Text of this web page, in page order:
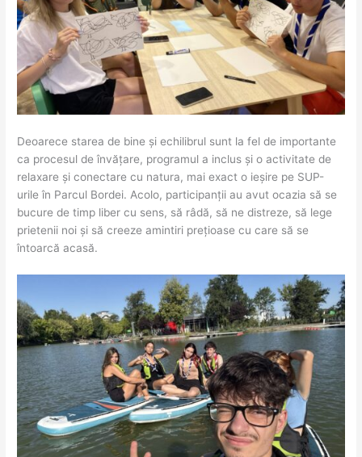
Deoarece starea de bine și echilibrul sunt la fel de importante
ca procesul de învățare, programul a inclus și o activitate de
relaxare și conectare cu natura, mai exact o ieșire pe SUP-
urile în Parcul Bordei. Acolo, participanții au avut ocazia să se
bucure de timp liber cu sens, să râdă, să ne distreze, să lege
prietenii noi și să creeze amintiri prețioase cu care să se
întoarcă acasă.